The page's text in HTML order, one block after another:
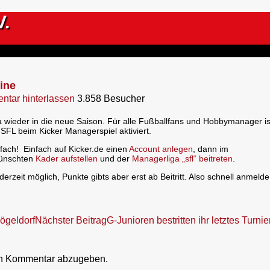
hinterlassen 3.858 Besucher
in die neue Saison. Für alle Fußballfans und Hobbymanager
beim Kicker Managerspiel aktiviert.
Einfach auf Kicker.de einen Account anlegen , dann im
Kader aufstellen und der Managerliga „sfl“ beitreten
möglich, Punkte gibts aber erst ab Beitritt. Also schnell
Nächster BeitragG-Junioren bestritten ihr letztes
Kommentar abzugeben.